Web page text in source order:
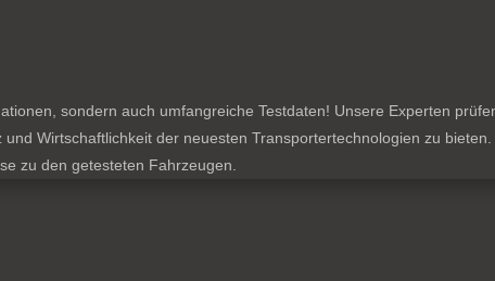
sondern auch umfangreiche Testdaten! Unsere Experten
Wirtschaftlichkeit der neuesten Transportertechnologien zu
zu den getesteten Fahrzeugen.